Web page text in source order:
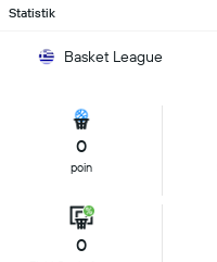
Statistik
Basket League
0
poin
0